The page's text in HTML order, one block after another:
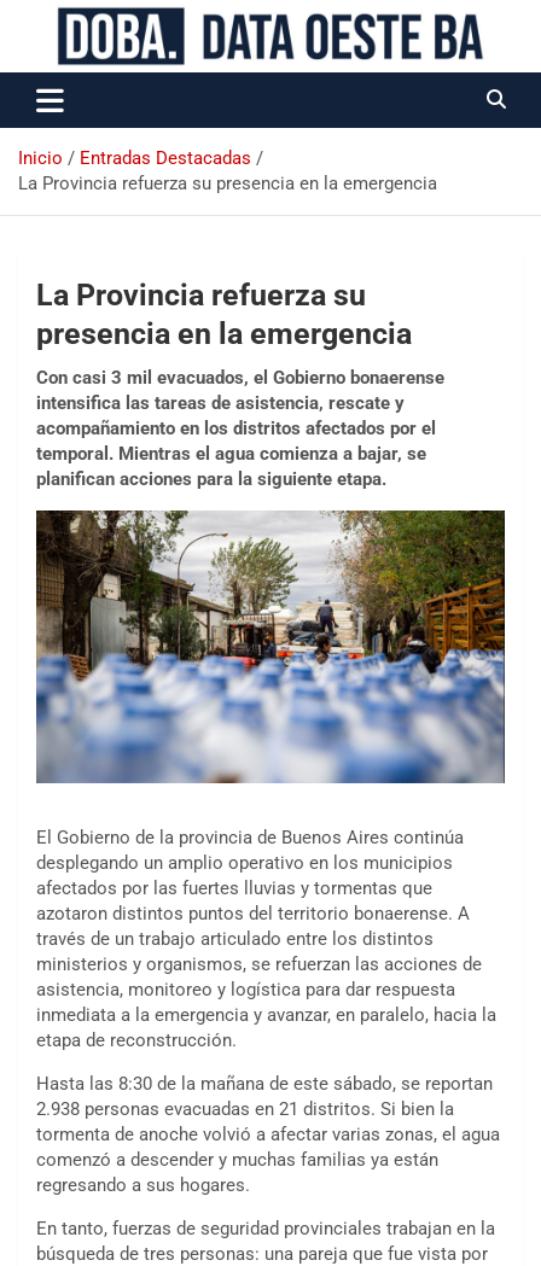
Data Oeste BA
Inicio
Entradas Destacadas
La Provincia refuerza su presencia en la emergencia
La Provincia refuerza su
presencia en la emergencia
Con casi 3 mil evacuados, el Gobierno bonaerense
intensifica las tareas de asistencia, rescate y
acompañamiento en los distritos afectados por el
temporal. Mientras el agua comienza a bajar, se
planifican acciones para la siguiente etapa.
El Gobierno de la provincia de Buenos Aires continúa
desplegando un amplio operativo en los municipios
afectados por las fuertes lluvias y tormentas que
azotaron distintos puntos del territorio bonaerense. A
través de un trabajo articulado entre los distintos
ministerios y organismos, se refuerzan las acciones de
asistencia, monitoreo y logística para dar respuesta
inmediata a la emergencia y avanzar, en paralelo, hacia la
etapa de reconstrucción.
Hasta las 8:30 de la mañana de este sábado, se reportan
2.938 personas evacuadas en 21 distritos. Si bien la
tormenta de anoche volvió a afectar varias zonas, el agua
comenzó a descender y muchas familias ya están
regresando a sus hogares.
En tanto, fuerzas de seguridad provinciales trabajan en la
búsqueda de tres personas: una pareja que fue vista por